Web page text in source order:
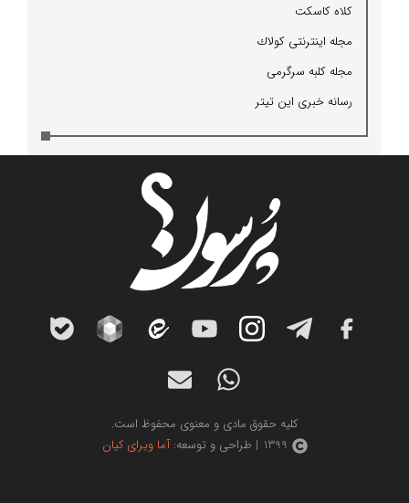
كلاه كاسكت
مجله اینترنتی كولاك
مجله كلبه سرگرمی
رسانه خبری این تیتر
کلیه حقوق مادی و معنوی محفوظ است.
1399 | طراحی و توسعه:
آما ویرای کیان